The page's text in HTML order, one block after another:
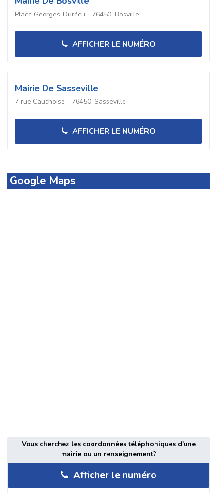
Place Georges-Durécu - 76450, Bosville
AFFICHER LE NUMÉRO
Mairie De Sasseville
7 rue Cauchoise - 76450, Sasseville
AFFICHER LE NUMÉRO
Google Maps
Vous cherchez les coordonnées téléphoniques d'une
mairie ou un renseignement?
Afficher le numéro